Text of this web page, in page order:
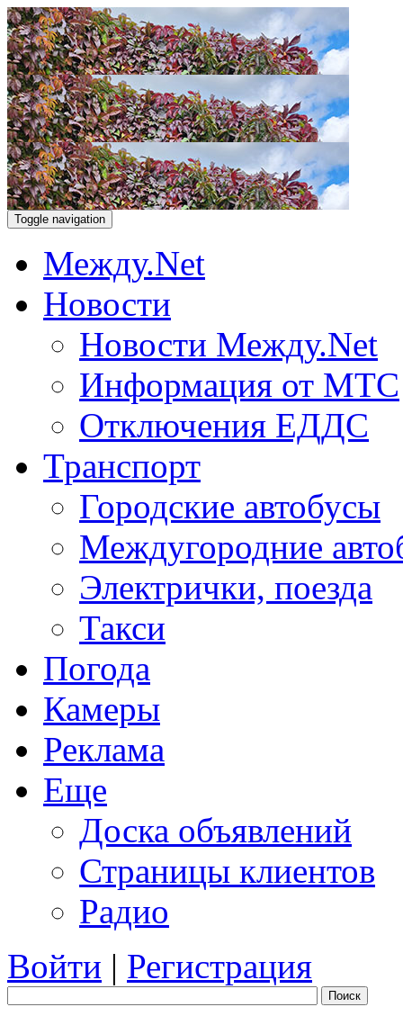
Toggle navigation
Между.Net
Новости
Новости Между.Net
Информация от МТС
Отключения ЕДДС
Транспорт
Городские автобусы
Междугородние
Электрички, поезда
Такси
Погода
Камеры
Реклама
Еще
Доска объявлений
Страницы клиентов
Радио
Войти | Регистрация
Поиск